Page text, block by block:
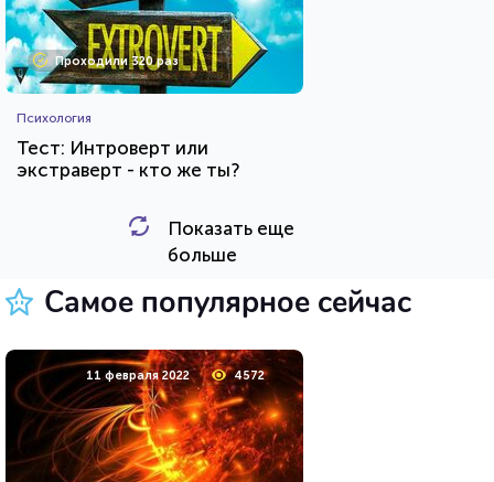
Проходили 320 раз
Психология
Тест: Интроверт или
экстраверт - кто же ты?
HTML - код
23 марта 2021 219800
Показать еще
больше
Самое популярное сейчас
11 февраля 2022 4572